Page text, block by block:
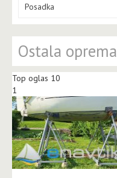
Posadka
Ostala oprema
Top oglas 10
1